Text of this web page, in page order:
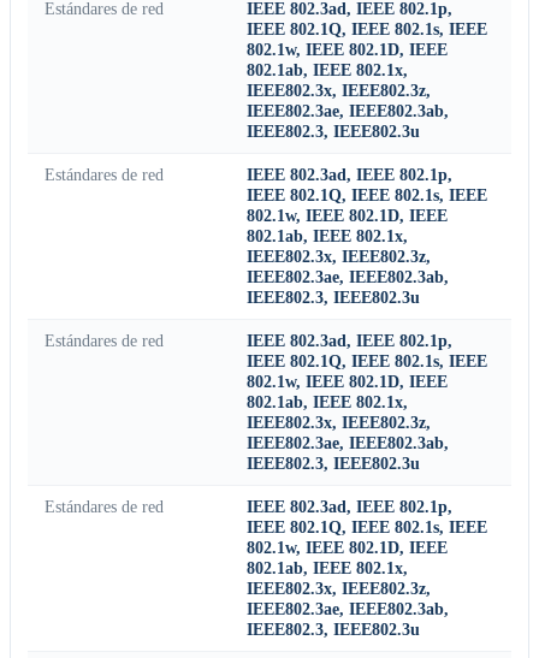
Estándares de red
IEEE 802.3ad, IEEE 802.1p,
IEEE 802.1Q, IEEE 802.1s, IEEE
802.1w, IEEE 802.1D, IEEE
802.1ab, IEEE 802.1x,
IEEE802.3x, IEEE802.3z,
IEEE802.3ae, IEEE802.3ab,
IEEE802.3, IEEE802.3u
Estándares de red
IEEE 802.3ad, IEEE 802.1p,
IEEE 802.1Q, IEEE 802.1s, IEEE
802.1w, IEEE 802.1D, IEEE
802.1ab, IEEE 802.1x,
IEEE802.3x, IEEE802.3z,
IEEE802.3ae, IEEE802.3ab,
IEEE802.3, IEEE802.3u
Estándares de red
IEEE 802.3ad, IEEE 802.1p,
IEEE 802.1Q, IEEE 802.1s, IEEE
802.1w, IEEE 802.1D, IEEE
802.1ab, IEEE 802.1x,
IEEE802.3x, IEEE802.3z,
IEEE802.3ae, IEEE802.3ab,
IEEE802.3, IEEE802.3u
Estándares de red
IEEE 802.3ad, IEEE 802.1p,
IEEE 802.1Q, IEEE 802.1s, IEEE
802.1w, IEEE 802.1D, IEEE
802.1ab, IEEE 802.1x,
IEEE802.3x, IEEE802.3z,
IEEE802.3ae, IEEE802.3ab,
IEEE802.3, IEEE802.3u